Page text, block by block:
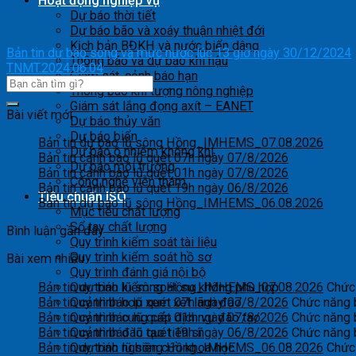
Dự báo thời tiết
Dự báo bão và xoáy thuận nhiệt đới
Kịch bản BĐKH và nước biển dâng
Thông báo và dự báo khí hậu
Giám sát, cảnh báo hạn
Thông báo khí tượng nông nghiệp
Giám sát lắng đọng axít – EANET
Dự báo thủy văn
Dự báo biển
Dự báo ô nhiễm không khí
Dự báo môi trường
Công nghệ viễn thám
Tiêu chuẩn ISO
Mục tiêu chất lượng
Sổ tay chất lượng
Quy trình kiểm soát tài liệu
Quy trình kiểm soát hồ sơ
Quy trình đánh giá nội bộ
Quy trình kiểm soát sự không phù hợp
Quy trình họp xem xét lãnh đạo
Quy trình cung cấp dịch vụ đào tạo
Quy trình đào tạo tiến sĩ
Quy trình nghiên cứu khoa học
Bản tin dự báo sóng và mực nước lúc 13 giờ ngày 30/12/2024
TNMT.2024.06.04
Bài viết mới
Bản tin dự báo lũ sông Hồng_IMHEMS_07.08.2026
Bản tin cảnh báo lũ quét 07h ngày 07/8/2026
Bản tin cảnh báo lũ quét 01h ngày 07/8/2026
Bản tin cảnh báo lũ quét 19h ngày 06/8/2026
Bản tin dự báo lũ sông Hồng_IMHEMS_06.08.2026
Bình luận gần đây
Bài xem nhiều
Bản tin dự báo lũ sông Hồng_IMHEMS_07.08.2026
Bản tin cảnh báo lũ quét 07h ngày 07/8/2026 Chức năng
Bản tin cảnh báo lũ quét 01h ngày 07/8/2026 Chức năng
Bản tin cảnh báo lũ quét 19h ngày 06/8/2026 Chức năng
Bản tin dự báo lũ sông Hồng_IMHEMS_06.08.2026